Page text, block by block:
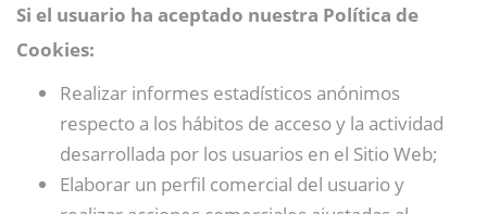
Si el usuario ha aceptado nuestra Política de
Cookies:
Realizar informes estadísticos anónimos
respecto a los hábitos de acceso y la actividad
desarrollada por los usuarios en el Sitio Web;
Elaborar un perfil comercial del usuario y